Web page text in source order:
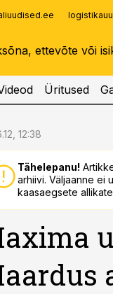
Üritused
12:38
Tähelepanu!
arhiivi. Väljaanne ei
kaasaegsete